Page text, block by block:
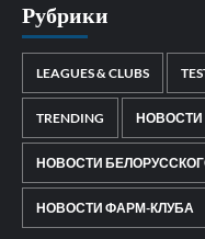
Рубрики
LEAGUES & CLUBS
TRENDING НОВОСТИ
НОВОСТИ
НОВОСТИ ФАРМ-КЛУБА